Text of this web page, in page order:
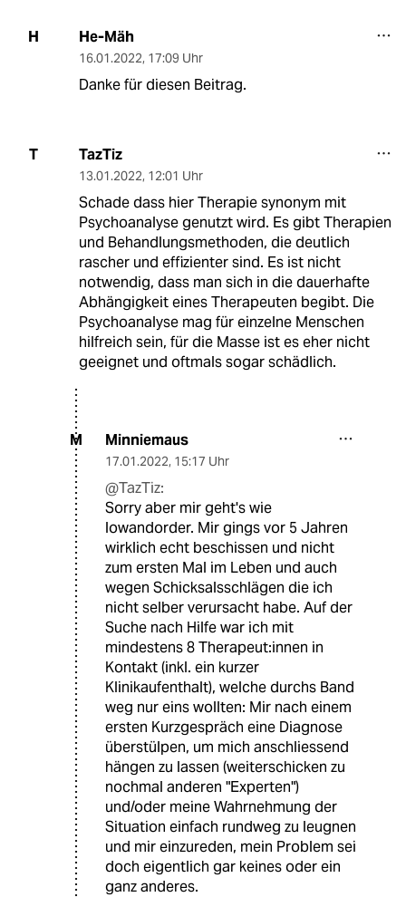
H He-Mäh
16.01.2022, 17:09 Uhr
Danke für diesen Beitrag.
T TazTiz
13.01.2022, 12:01 Uhr
Schade dass hier Therapie synonym mit
Psychoanalyse genutzt wird. Es gibt Therapien
und Behandlungsmethoden, die deutlich
rascher und effizienter sind. Es ist nicht
notwendig, dass man sich in die dauerhafte
Abhängigkeit eines Therapeuten begibt. Die
Psychoanalyse mag für einzelne Menschen
hilfreich sein, für die Masse ist es eher nicht
geeignet und oftmals sogar schädlich.
M Minniemaus
17.01.2022, 15:17 Uhr
@TazTiz:
Sorry aber mir geht's wie
lowandorder. Mir gings vor 5 Jahren
wirklich echt beschissen und nicht
zum ersten Mal im Leben und auch
wegen Schicksalsschlägen die ich
nicht selber verursacht habe. Auf der
Suche nach Hilfe war ich mit
mindestens 8 Therapeut:innen in
Kontakt (inkl. ein kurzer
Klinikaufenthalt), welche durchs Band
weg nur eins wollten: Mir nach einem
ersten Kurzgespräch eine Diagnose
überstülpen, um mich anschliessend
hängen zu lassen (weiterschicken zu
nochmal anderen "Experten")
und/oder meine Wahrnehmung der
Situation einfach rundweg zu leugnen
und mir einzureden, mein Problem sei
doch eigentlich gar keines oder ein
ganz anderes.